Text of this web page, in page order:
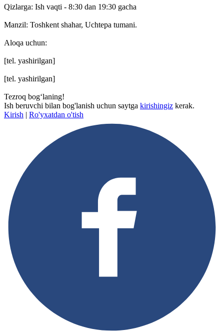
Qizlarga: Ish vaqti - 8:30 dan 19:30 gacha
Manzil: Toshkent shahar, Uchtepa tumani.
Aloqa uchun:
[tel. yashirilgan]
[tel. yashirilgan]
Tezroq bog‘laning!
Ish beruvchi bilan bog'lanish uchun saytga kirishingiz kerak.
Kirish | Ro'yxatdan o'tish